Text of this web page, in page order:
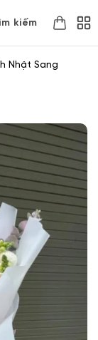
kiếm
Nhật Sang